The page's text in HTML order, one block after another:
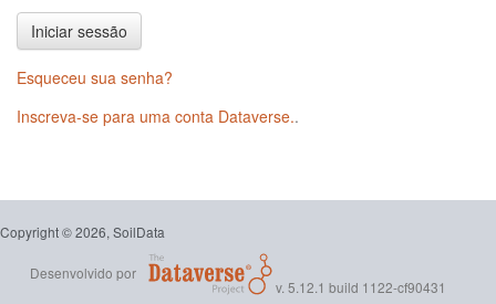
Iniciar sessão
Esqueceu sua senha?
Inscreva-se para uma conta Dataverse..
Copyright © 2026, SoilData
Desenvolvido por
v. 5.12.1 build 1122-cf90431